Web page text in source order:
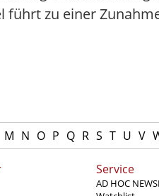
zu einer
M N O P Q R S T U V
Service
AD HOC